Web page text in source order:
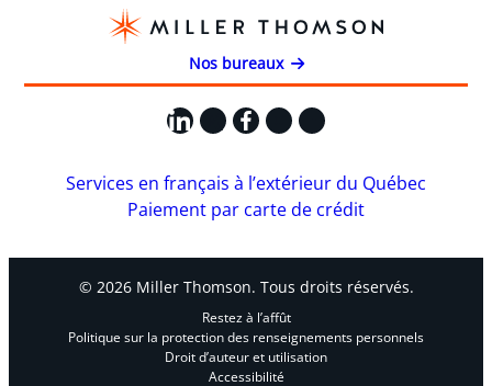
Nos bureaux
LinkedIn
X Facebook
Instagram
YouTube
Services en français à l’extérieur du Québec
Paiement par carte de crédit
© 2026 Miller Thomson. Tous droits réservés.
Restez à l’affût
Politique sur la protection des renseignements personnels
Droit d’auteur et utilisation
Accessibilité